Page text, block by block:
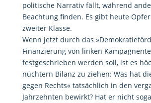
politische Narrativ fällt, während
Beachtung finden. Es gibt heute
zweiter Klasse.
Wenn jetzt durch das
Finanzierung von linken
festgeschrieben werden soll, ist es
nüchtern Bilanz zu ziehen: Was hat
gegen Rechts« tatsächlich in den
Jahrzehnten bewirkt? Hat er nicht